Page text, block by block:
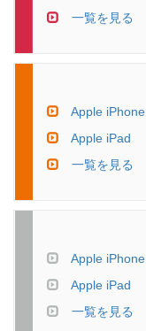
一覧を見る
Apple iPhone
Apple iPad
一覧を見る
Apple iPhone
Apple iPad
一覧を見る